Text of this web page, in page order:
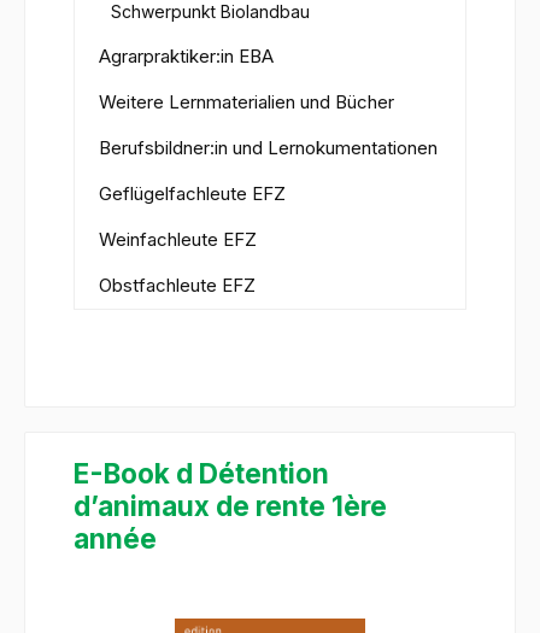
Schwerpunkt Biolandbau
Agrarpraktiker:in EBA
Weitere Lernmaterialien und Bücher
Berufsbildner:in und Lernokumentationen
Geflügelfachleute EFZ
Weinfachleute EFZ
Obstfachleute EFZ
E-Book d Détention
d’animaux de rente 1ère
année
Bildergalerie überspringen